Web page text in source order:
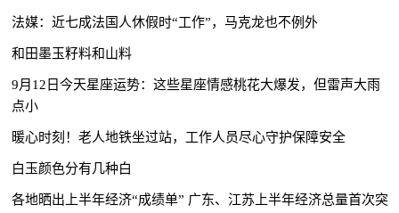
法媒：近七成法国人休假时“工作”，马克龙也不例外
和田墨玉籽料和山料
9月12日今天星座运势：这些星座情感桃花大爆发，但雷声大雨
点小
暖心时刻！老人地铁坐过站，工作人员尽心守护保障安全
白玉颜色分有几种白
各地晒出上半年经济“成绩单” 广东、江苏上半年经济总量首次突